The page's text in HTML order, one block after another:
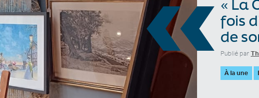
« La
fois
de
Publié par
À la une